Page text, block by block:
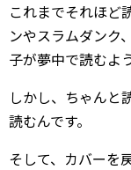
これまでそれほど
ンやスラムダンク
子が夢中で読むよ
しかし、ちゃんと
読むんです。
そして、カバーを